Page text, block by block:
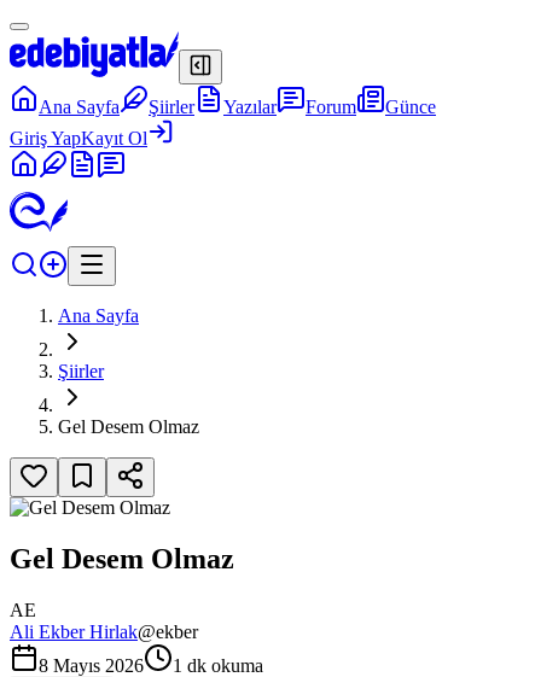
Ana Sayfa Şiirler Yazılar Forum
Günce
Giriş YapKayıt Ol
Ana Sayfa
Şiirler
Gel Desem Olmaz
Gel Desem Olmaz
AE
Ali Ekber Hirlak@ekber
8 Mayıs 2026
1 dk okuma